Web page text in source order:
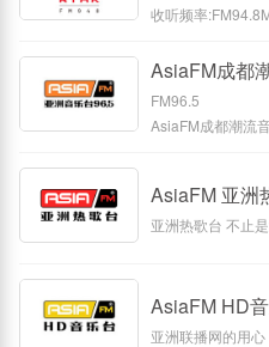
收听频率
AsiaFM成都
FM96.5
AsiaFM成都潮流
AsiaFM 亚洲
亚洲热歌台 不止
AsiaFM HD
亚洲联播网的用心